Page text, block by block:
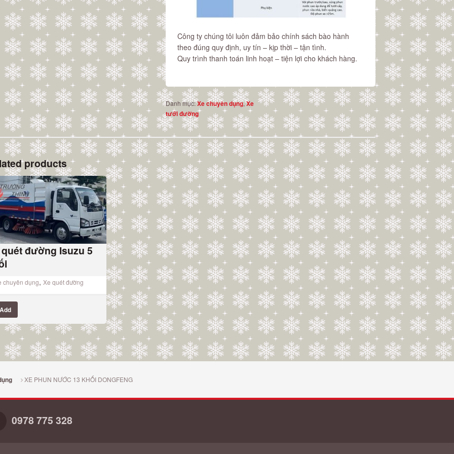
Công ty chúng tôi luôn đảm bảo chính sách bào hành
theo đúng quy định, uy tín – kịp thời – tận tình.
Quy trình thanh toán linh hoạt – tiện lợi cho khách hàng.
Danh mục:Xe chuyên dụng,Xe
tưới đường
products
đường Isuzu 5
chuyên dụng, Xe quét đường
Add
XE PHUN NƯỚC 13 KHỐI DONGFENG
0978 775 328